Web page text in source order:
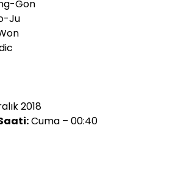
Gon
Ju
2018
Cuma – 00:40